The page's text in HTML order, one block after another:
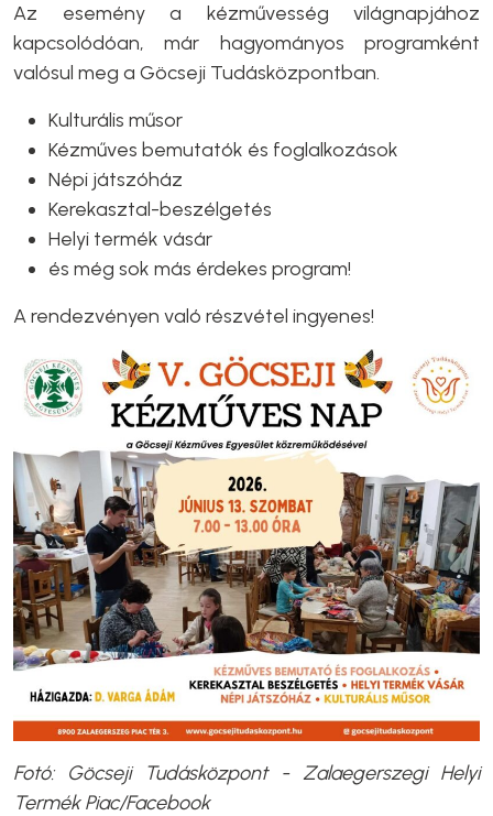
Az esemény a kézművesség világnapjához
kapcsolódóan, már hagyományos programként
valósul meg a Göcseji Tudásközpontban.
Kulturális műsor
Kézműves bemutatók és foglalkozások
Népi játszóház
Kerekasztal-beszélgetés
Helyi termék vásár
és még sok más érdekes program!
A rendezvényen való részvétel ingyenes!
Fotó: Göcseji Tudásközpont - Zalaegerszegi Helyi
Termék Piac/Facebook